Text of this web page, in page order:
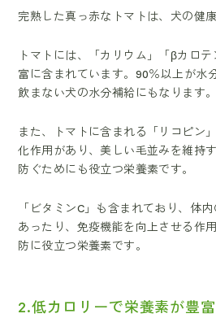
完熟した真っ赤なトマトは、犬の健
トマトには、「カリウム」「βカロ
富に含まれています。90％以上が水
飲まない犬の水分補給にもなります。
また、トマトに含まれる「リコピン
化作用があり、美しい毛並みを維持
防ぐためにも役立つ栄養素です。
「ビタミンC」も含まれており、体
あったり、免疫機能を向上させる作
防に役立つ栄養素です。
2.低カロリーで栄養素が豊